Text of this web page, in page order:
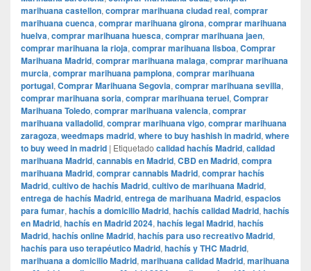
marihuana castellon, comprar marihuana ciudad real, comprar
marihuana cuenca, comprar marihuana girona, comprar marihuana
huelva, comprar marihuana huesca, comprar marihuana jaen,
comprar marihuana la rioja, comprar marihuana lisboa, Comprar
Marihuana Madrid, comprar marihuana malaga, comprar marihuana
murcia, comprar marihuana pamplona, comprar marihuana
portugal, Comprar Marihuana Segovia, comprar marihuana sevilla,
comprar marihuana soria, comprar marihuana teruel, Comprar
Marihuana Toledo, comprar marihuana valencia, comprar
marihuana valladolid, comprar marihuana vigo, comprar marihuana
zaragoza, weedmaps madrid, where to buy hashish in madrid, where
to buy weed in madrid | Etiquetado calidad hachís Madrid, calidad
marihuana Madrid, cannabis en Madrid, CBD en Madrid, compra
marihuana Madrid, comprar cannabis Madrid, comprar hachís
Madrid, cultivo de hachís Madrid, cultivo de marihuana Madrid,
entrega de hachís Madrid, entrega de marihuana Madrid, espacios
para fumar, hachís a domicilio Madrid, hachís calidad Madrid, hachís
en Madrid, hachís en Madrid 2024, hachís legal Madrid, hachís
Madrid, hachís online Madrid, hachís para uso recreativo Madrid,
hachís para uso terapéutico Madrid, hachís y THC Madrid,
marihuana a domicilio Madrid, marihuana calidad Madrid, marihuana